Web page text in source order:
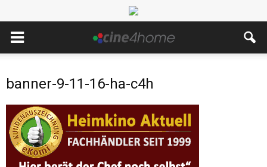
banner-9-11-16-ha-c4h